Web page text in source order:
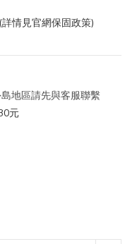
情見官網保固政策)
地區請先與客服聯繫
元